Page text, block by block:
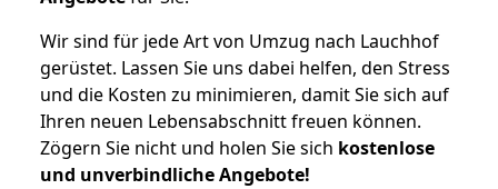
Wir sind für jede Art von Umzug nach Lauchhof
gerüstet. Lassen Sie uns dabei helfen, den Stress
und die Kosten zu minimieren, damit Sie sich auf
Ihren neuen Lebensabschnitt freuen können.
Zögern Sie nicht und holen Sie sich kostenlose
und unverbindliche Angebote!